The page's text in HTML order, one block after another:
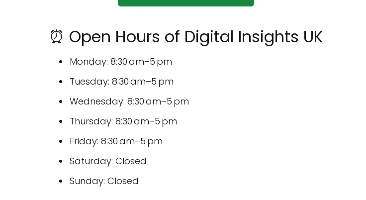
⏰ Open Hours of Digital Insights UK
Monday: 8:30 am–5 pm
Tuesday: 8:30 am–5 pm
Wednesday: 8:30 am–5 pm
Thursday: 8:30 am–5 pm
Friday: 8:30 am–5 pm
Saturday: Closed
Sunday: Closed